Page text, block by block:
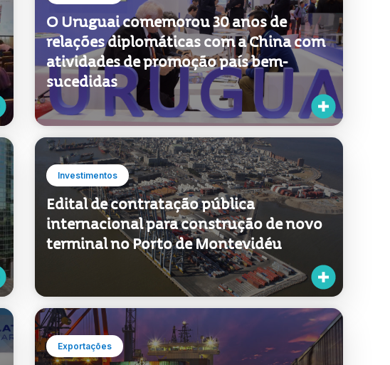
O Uruguai comemorou 30 anos de
relações diplomáticas com a China com
atividades de promoção país bem-
sucedidas
Investimentos
Edital de contratação pública
internacional para construção de novo
terminal no Porto de Montevidéu
Exportações